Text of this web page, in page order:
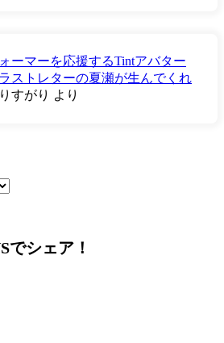
ーマーを応援するTintアバター
ストレターの夏瀬が生んでくれ
すがり より
でシェア！